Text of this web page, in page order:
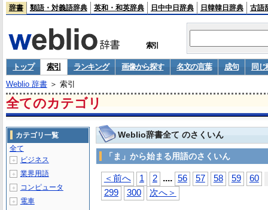
辞書 類語・対義語辞典 英和・和英辞典 日中中日辞典 日韓韓日辞典 古語
索引
トップ 索引 ランキング 画像から探す 名文の言葉 成句
同じ
Weblio 辞書＞ 索引
全てのカテゴリ
Weblio辞書全て のさくいん
「ま」から始まる用語のさくいん
＜前へ 1 2 .... 56 57 58 59 60
299
300 次へ＞
カテゴリ一覧
全て
＋ ビジネス
＋ 業界用語
＋ コンピュータ
＋ 電車